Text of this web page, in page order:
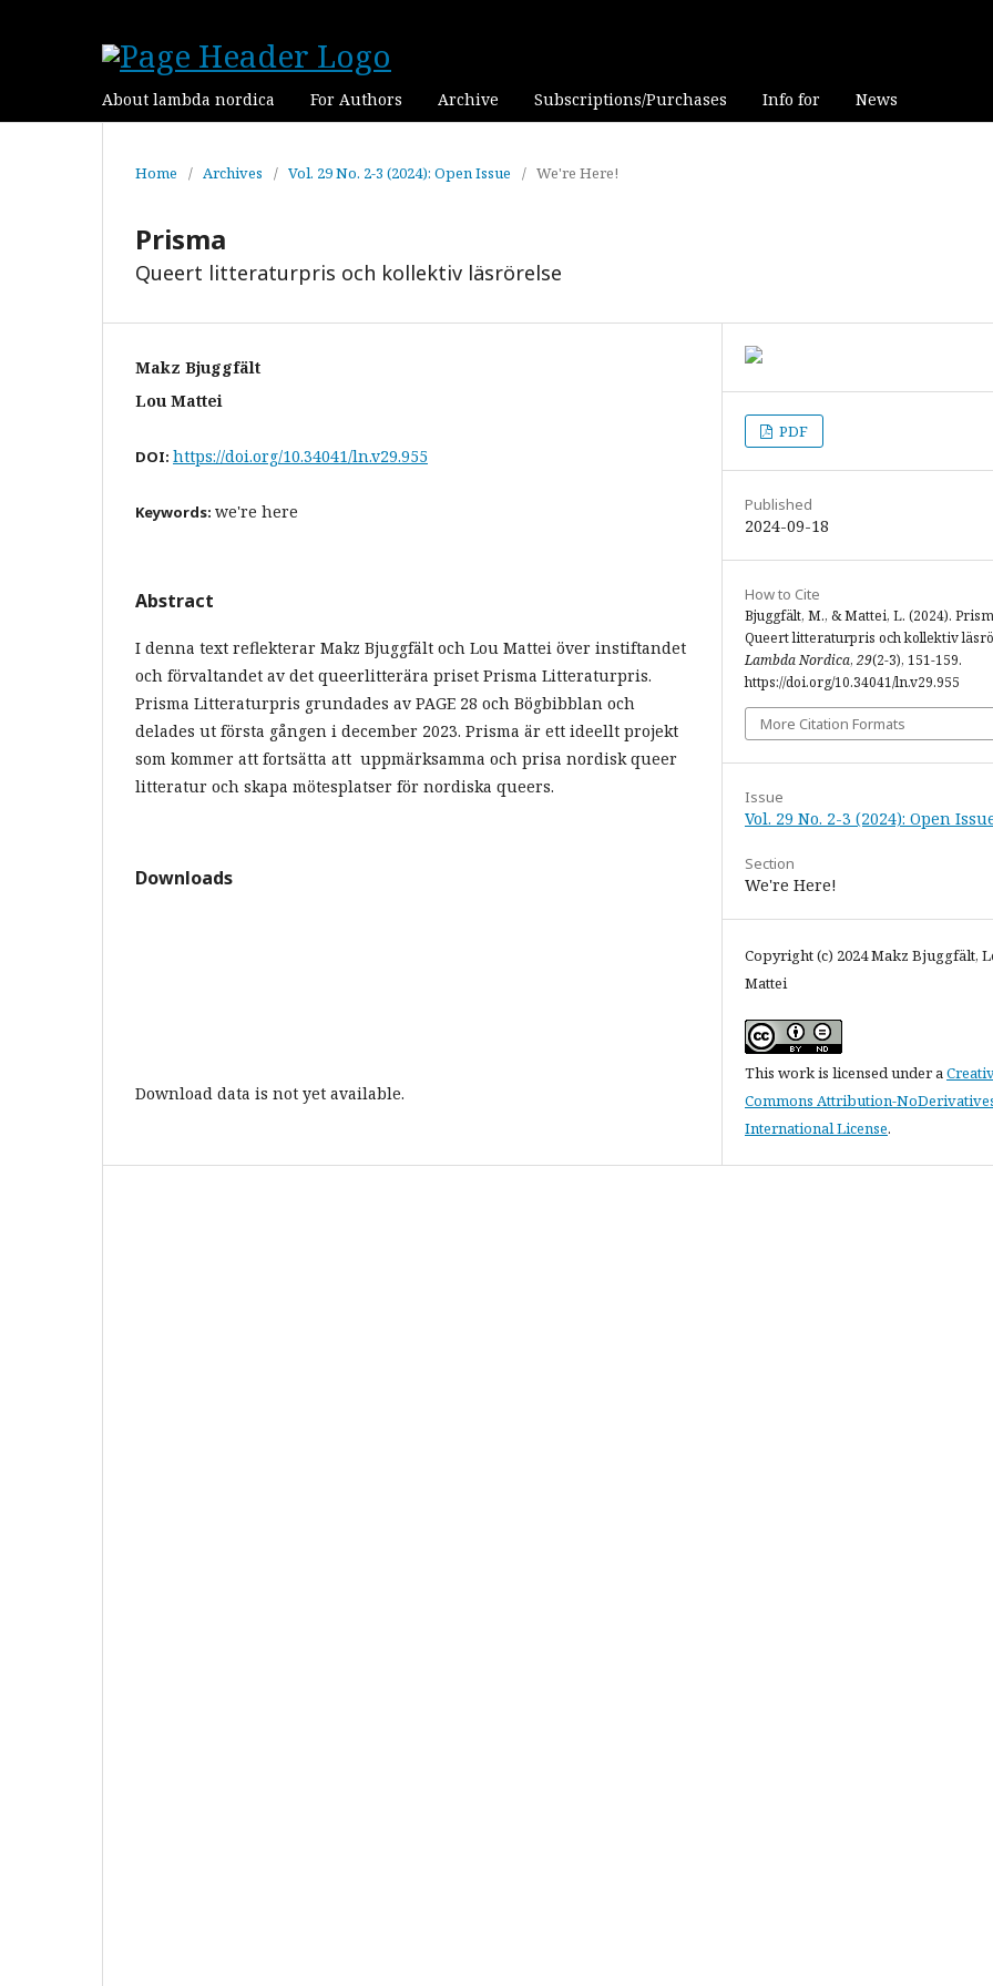
About lambda nordica For Authors Archive Subscriptions/Purchases Info for News
Home / Archives / Vol. 29 No. 2-3 (2024): Open Issue / We're Here!
Prisma
Queert litteraturpris och kollektiv läsrörelse
Makz Bjuggfält
Lou Mattei
DOI: https://doi.org/10.34041/ln.v29.955
Keywords: we're here
Abstract
I denna text reflekterar Makz Bjuggfält och Lou Mattei över instiftandet
och förvaltandet av det queerlitterära priset Prisma Litteraturpris.
Prisma Litteraturpris grundades av PAGE 28 och Bögbibblan och
delades ut första gången i december 2023. Prisma är ett ideellt projekt
som kommer att fortsätta att uppmärksamma och prisa nordisk queer
litteratur och skapa mötesplatser för nordiska queers.
Downloads
Download data is not yet available.
PDF
Published
2024-09-18
How to Cite
Bjuggfält, M., & Mattei, L. (2024).
Queert litteraturpris och kollektiv
Lambda Nordica, 29(2-3), 151-159.
https://doi.org/10.34041/ln.v29.955
More Citation Formats
Issue
Vol. 29 No. 2-3 (2024): Open
Section
We're Here!
Copyright (c) 2024 Makz Bjuggfält,
Mattei
This work is licensed under a
Commons Attribution-
International License.